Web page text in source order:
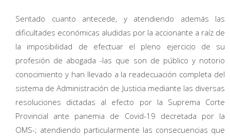
Sentado cuanto antecede, y atendiendo además las
dificultades económicas aludidas por la accionante a raíz de
la imposibilidad de efectuar el pleno ejercicio de su
profesión de abogada -las que son de público y notorio
conocimiento y han llevado a la readecuación completa del
sistema de Administración de Justicia mediante las diversas
resoluciones dictadas al efecto por la Suprema Corte
Provincial ante panemia de Covid-19 decretada por la
OMS-; atendiendo particularmente las consecuencias que